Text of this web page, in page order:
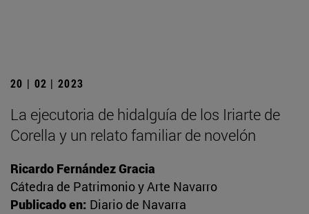
20 | 02 | 2023
La ejecutoria de hidalguía de los Iriarte de
Corella y un relato familiar de novelón
Ricardo Fernández Gracia
Cátedra de Patrimonio y Arte Navarro
Publicado en: Diario de Navarra